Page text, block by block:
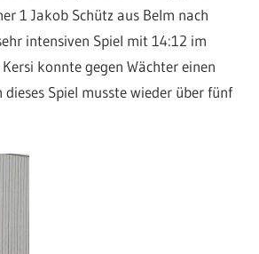
1 Jakob Schütz aus Belm nach
intensiven Spiel mit 14:12 im
konnte gegen Wächter einen
dieses Spiel musste wieder über fünf